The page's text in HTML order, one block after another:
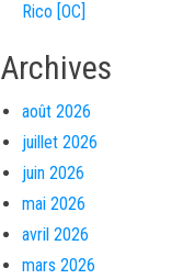
Rico [OC]
Archives
août 2026
juillet 2026
juin 2026
mai 2026
avril 2026
mars 2026